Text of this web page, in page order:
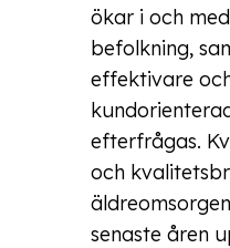
ökar i och
befolkning,
effektivare
efterfrågas.
och
senaste åren